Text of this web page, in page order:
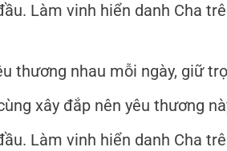
Làm vinh hiển danh Cha
thương nhau mỗi ngày, giữ
xây đắp nên yêu thương
Làm vinh hiển danh Cha